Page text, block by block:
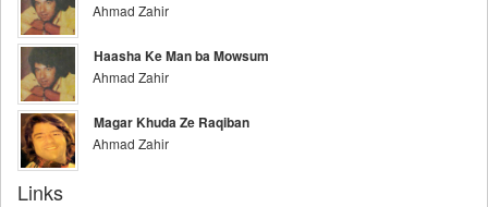
Ahmad Zahir
Haasha Ke Man ba Mowsum
Ahmad Zahir
Magar Khuda Ze Raqiban
Ahmad Zahir
Links